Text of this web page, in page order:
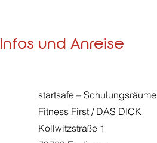
Infos und Anreise
startsafe – Schulungsräume
Fitness First / DAS DICK
Kollwitzstraße 1